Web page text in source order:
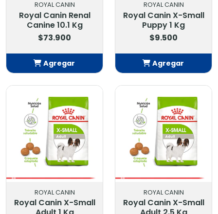
ROYAL CANIN
Royal Canin Renal
Canine 10.1 Kg
$73.900
Agregar
ROYAL CANIN
Royal Canin X-Small
Puppy 1 Kg
$9.500
Agregar
ROYAL CANIN
Royal Canin X-Small
ROYAL CANIN
Royal Canin X-Small